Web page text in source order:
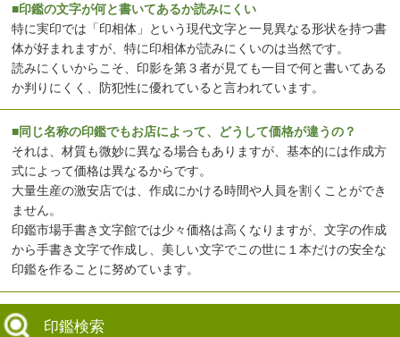
■印鑑の文字が何と書いてあるか読みにくい
特に実印では「印相体」という現代文字と一見異なる形状を持つ書
体が好まれますが、特に印相体が読みにくいのは当然です。
読みにくいからこそ、印影を第３者が見ても一目で何と書いてある
か判りにくく、防犯性に優れていると言われています。
■同じ名称の印鑑でもお店によって、どうして価格が違うの？
それは、材質も微妙に異なる場合もありますが、基本的には作成方
式によって価格は異なるからです。
大量生産の激安店では、作成にかける時間や人員を割くことができ
ません。
印鑑市場手書き文字館では少々価格は高くなりますが、文字の作成
から手書き文字で作成し、美しい文字でこの世に１本だけの安全な
印鑑を作ることに努めています。
印鑑検索